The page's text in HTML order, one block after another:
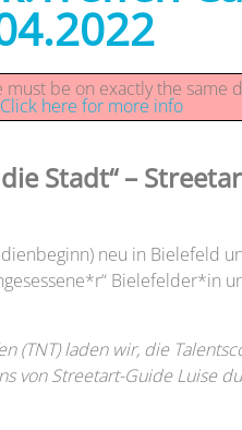
must be on exactly the same
Click here for more info
Stadt“ –
neu in Bielefeld
Bielefelder*in
(TNT) laden wir, die
von Streetart-Guide Luise